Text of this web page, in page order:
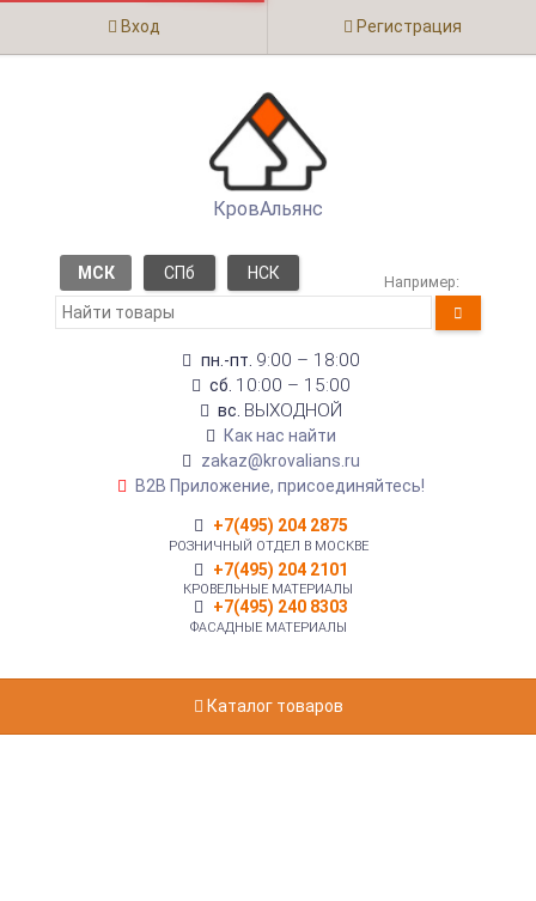
Вход Регистрация
КровАльянс
МСК СПб НСК Например:
пн.-пт. 9:00 – 18:00
сб. 10:00 – 15:00
вс. ВЫХОДНОЙ
Как нас найти
zakaz@krovalians.ru
B2B Приложение, присоединяйтесь!
+7(495) 204 2875
РОЗНИЧНЫЙ ОТДЕЛ В МОСКВЕ
+7(495) 204 2101
КРОВЕЛЬНЫЕ МАТЕРИАЛЫ
+7(495) 240 8303
ФАСАДНЫЕ МАТЕРИАЛЫ
Каталог товаров